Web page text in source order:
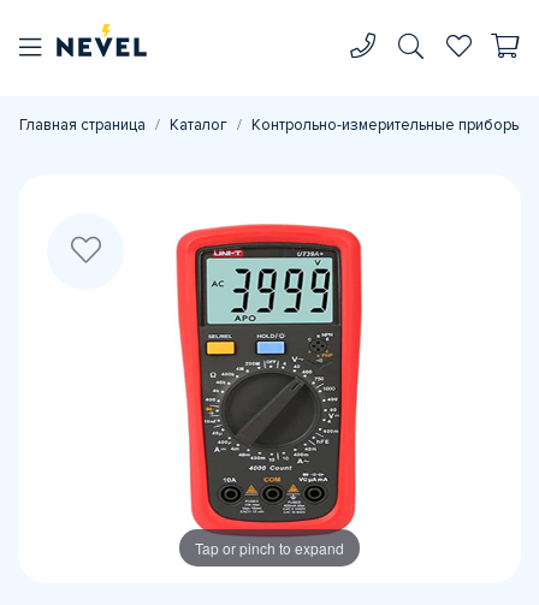
Главная страница Каталог Контрольно-измерительные приборы
Tap or pinch to expand